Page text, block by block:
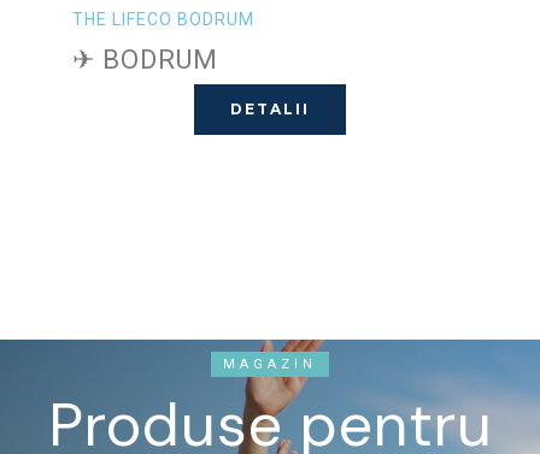
THE LIFECO BODRUM
✈ BODRUM
DETALII
MAGAZIN
Produse pentru